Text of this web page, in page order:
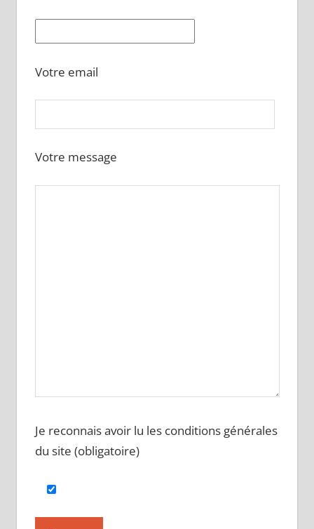
Votre email
Votre message
Je reconnais avoir lu les conditions générales
du site (obligatoire)